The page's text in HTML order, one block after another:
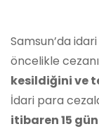
Samsun’da
öncelikle
kesildiğini ve
İdari para
itibaren 15 gün